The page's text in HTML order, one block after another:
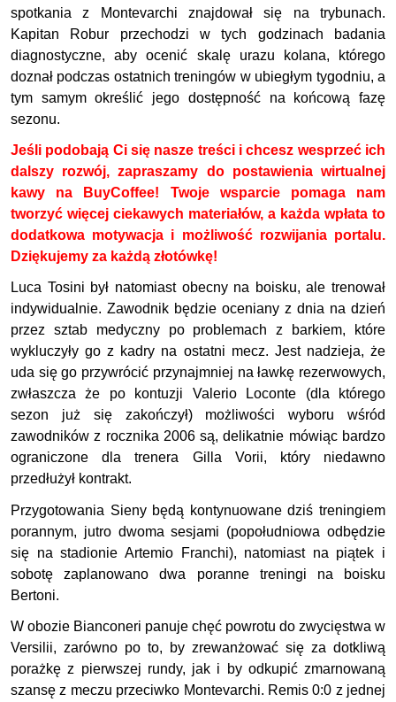
spotkania z Montevarchi znajdował się na trybunach.
Kapitan Robur przechodzi w tych godzinach badania
diagnostyczne, aby ocenić skalę urazu kolana, którego
doznał podczas ostatnich treningów w ubiegłym tygodniu, a
tym samym określić jego dostępność na końcową fazę
sezonu.
Jeśli podobają Ci się nasze treści i chcesz wesprzeć ich
dalszy rozwój, zapraszamy do postawienia wirtualnej
kawy na BuyCoffee! Twoje wsparcie pomaga nam
tworzyć więcej ciekawych materiałów, a każda wpłata to
dodatkowa motywacja i możliwość rozwijania portalu.
Dziękujemy za każdą złotówkę!
Luca Tosini był natomiast obecny na boisku, ale trenował
indywidualnie. Zawodnik będzie oceniany z dnia na dzień
przez sztab medyczny po problemach z barkiem, które
wykluczyły go z kadry na ostatni mecz. Jest nadzieja, że
uda się go przywrócić przynajmniej na ławkę rezerwowych,
zwłaszcza że po kontuzji Valerio Loconte (dla którego
sezon już się zakończył) możliwości wyboru wśród
zawodników z rocznika 2006 są, delikatnie mówiąc bardzo
ograniczone dla trenera Gilla Vorii, który niedawno
przedłużył kontrakt.
Przygotowania Sieny będą kontynuowane dziś treningiem
porannym, jutro dwoma sesjami (popołudniowa odbędzie
się na stadionie Artemio Franchi), natomiast na piątek i
sobotę zaplanowano dwa poranne treningi na boisku
Bertoni.
W obozie Bianconeri panuje chęć powrotu do zwycięstwa w
Versilii, zarówno po to, by zrewanżować się za dotkliwą
porażkę z pierwszej rundy, jak i by odkupić zmarnowaną
szansę z meczu przeciwko Montevarchi. Remis 0:0 z jednej